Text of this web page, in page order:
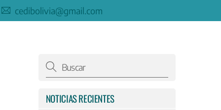
cedibolivia@gmail.com
NOTICIAS RECIENTES